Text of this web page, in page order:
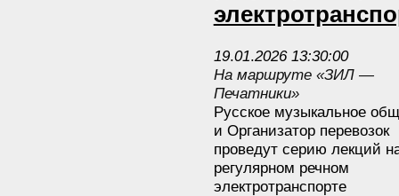
19.01.2026 13:30:00
На маршруте «ЗИЛ —
Печатники»
Русское музыкальное
и Организатор перевозок
проведут серию лекций
регулярном речном
электротранспорте